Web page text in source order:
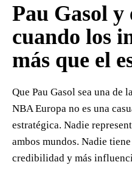
Pau Gasol y
cuando los
más que el
Que Pau Gasol sea una de
NBA Europa no es una
estratégica. Nadie
ambos mundos. Nadie
credibilidad y más